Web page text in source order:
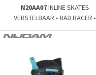
N20AA07INLINE SKATES
VERSTELBAAR • RAD RACER •